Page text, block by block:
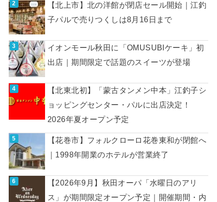
【北上市】北の洋館が閉店セール開始｜江釣
子パルで売りつくしは8月16日まで
イオンモール秋田に「OMUSUBIケーキ」初
出店｜期間限定で話題のスイーツが登場
【北東北初】「蒙古タンメン中本」江釣子シ
ョッピングセンター・パルに出店決定！
2026年夏オープン予定
【花巻市】フォルクローロ花巻東和が閉館へ
｜1998年開業のホテルが営業終了
【2026年9月】秋田オーパ「水曜日のアリ
ス」が期間限定オープン予定｜開催期間・内